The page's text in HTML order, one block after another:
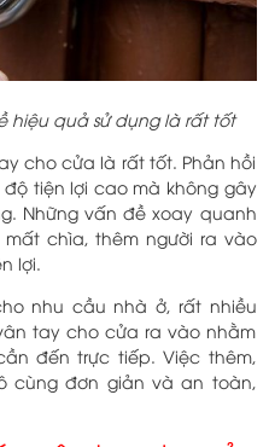
hiệu quả sử dụng là rất tốt
cho cửa là rất tốt. Phản hồi
tiện lợi cao mà không gây
Những vấn đề xoay quanh
chìa, thêm người ra vào
lợi.
nhu cầu nhà ở, rất nhiều
tay cho cửa ra vào nhằm
đến trực tiếp. Việc thêm,
cùng đơn giản và an toàn,